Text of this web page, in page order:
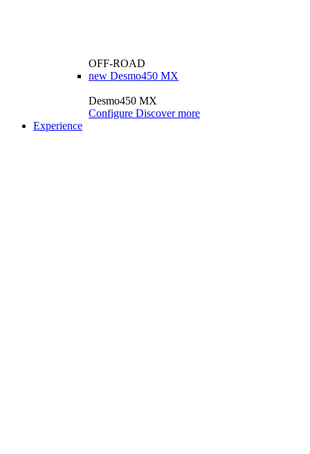
OFF-ROAD
new Desmo450 MX
Desmo450 MX
Configure Discover more
Experience